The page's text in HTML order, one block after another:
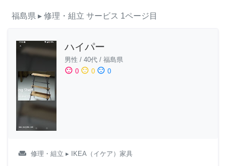
福島県 ▸ 修理・組立 サービス 1ページ目
ハイパー
男性 / 40代 / 福島県
sentiment_satisfied 0 sentiment_neutral 0 sentiment_dissatisfied 0
weekend 修理・組立 ▸ IKEA（イケア）家具